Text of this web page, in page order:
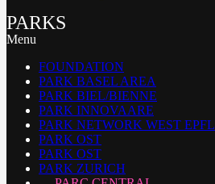
PARKS
Menu
FOUNDATION
PARK BASEL AREA
PARK BIEL/BIENNE
PARK INNOVAARE
PARK NETWORK WEST EPFL
PARK OST
PARK OST
PARK ZURICH